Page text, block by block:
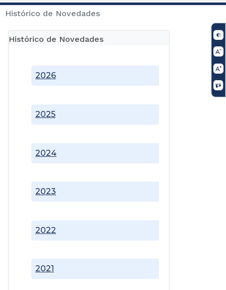
Histórico de Novedades
Histórico de Novedades
2021
2022
2023
2024
2025
2026